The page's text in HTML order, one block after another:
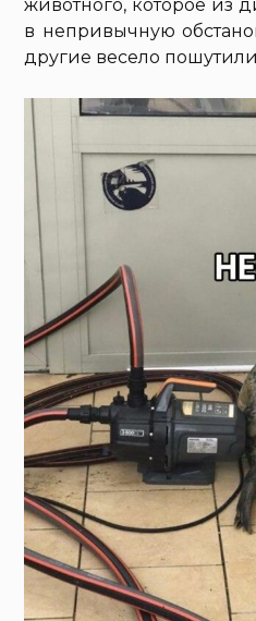
животного, которое из
в непривычную
другие весело